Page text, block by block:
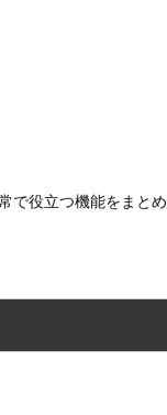
で役立つ機能をまと